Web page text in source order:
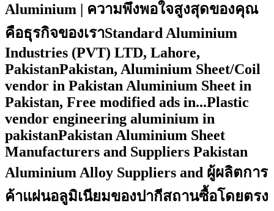
Aluminium | ความพึงพอใจสูงสุดของคุณ
คือธุรกิจของเราStandard Aluminium
Industries (PVT) LTD, Lahore,
PakistanPakistan, Aluminium Sheet/Coil
vendor in Pakistan Aluminium Sheet in
Pakistan, Free modified ads in...Plastic
vendor engineering aluminium in
pakistanPakistan Aluminium Sheet
Manufacturers and Suppliers Pakistan
Aluminium Alloy Suppliers and ผู้ผลิตการ
ค้าแผ่นอลูมิเนียมของปากีสถานซื้อโดยตรง